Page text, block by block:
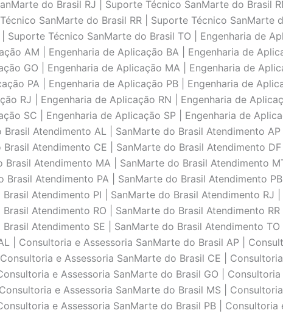
do Brasil RJ | Suporte Técnico SanMarte do Brasil
SanMarte do Brasil RR | Suporte Técnico SanMarte
Técnico SanMarte do Brasil TO | Engenharia de
AM | Engenharia de Aplicaçāo BA | Engenharia de
GO | Engenharia de Aplicaçāo MA | Engenharia de
PA | Engenharia de Aplicaçāo PB | Engenharia de
RJ | Engenharia de Aplicaçāo RN | Engenharia de
SC | Engenharia de Aplicaçāo SP | Engenharia de
Atendimento AL | SanMarte do Brasil Atendimento
Atendimento CE | SanMarte do Brasil Atendimento
Atendimento MA | SanMarte do Brasil Atendimento
Atendimento PA | SanMarte do Brasil Atendimento
Atendimento PI | SanMarte do Brasil Atendimento RJ |
Atendimento RO | SanMarte do Brasil Atendimento
Atendimento SE | SanMarte do Brasil Atendimento
| Consultoria e Assessoria SanMarte do Brasil AP |
e Assessoria SanMarte do Brasil CE |
e Assessoria SanMarte do Brasil GO | Consultoria
e Assessoria SanMarte do Brasil MS |
e Assessoria SanMarte do Brasil PB | Consultoria